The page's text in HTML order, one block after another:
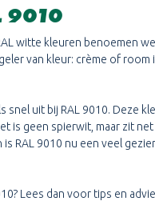
9010
witte kleuren benoemen
van kleur: crème of room
snel uit bij RAL 9010. Deze
is geen spierwit, maar zit net
RAL 9010 nu een veel
Lees dan voor tips en